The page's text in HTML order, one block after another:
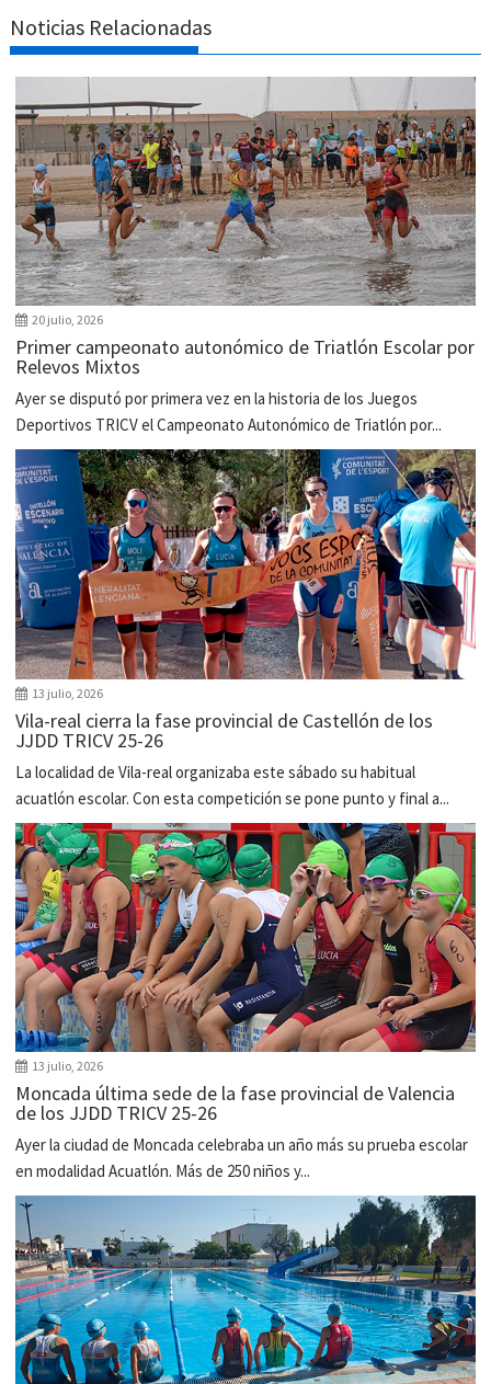
Noticias Relacionadas
20 julio, 2026
Primer campeonato autonómico de Triatlón Escolar por
Relevos Mixtos
Ayer se disputó por primera vez en la historia de los Juegos
Deportivos TRICV el Campeonato Autonómico de Triatlón por...
13 julio, 2026
Vila-real cierra la fase provincial de Castellón de los
JJDD TRICV 25-26
La localidad de Vila-real organizaba este sábado su habitual
acuatlón escolar. Con esta competición se pone punto y final a...
13 julio, 2026
Moncada última sede de la fase provincial de Valencia
de los JJDD TRICV 25-26
Ayer la ciudad de Moncada celebraba un año más su prueba escolar
en modalidad Acuatlón. Más de 250 niños y...